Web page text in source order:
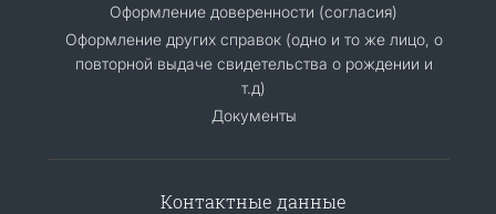
Оформление доверенности (согласия)
Оформление других справок (одно и то же лицо, о
повторной выдаче свидетельства о рождении и
т.д)
Документы
Контактные данные